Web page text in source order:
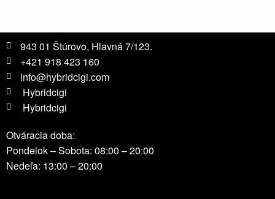
943 01 Štúrovo, Hlavná 7/123.
+421 918 423 160
info@hybridcigi.com
Hybridcigi
Hybridcigi
Otváracia doba:
Pondelok – Sobota: 08:00 – 20:00
Nedeľa: 13:00 – 20:00